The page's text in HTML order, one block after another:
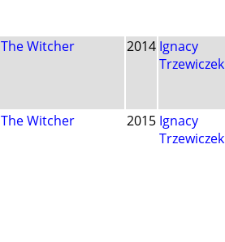
The Witcher 2014 Ignacy
Trzewiczek
The Witcher 2015 Ignacy
Trzewiczek